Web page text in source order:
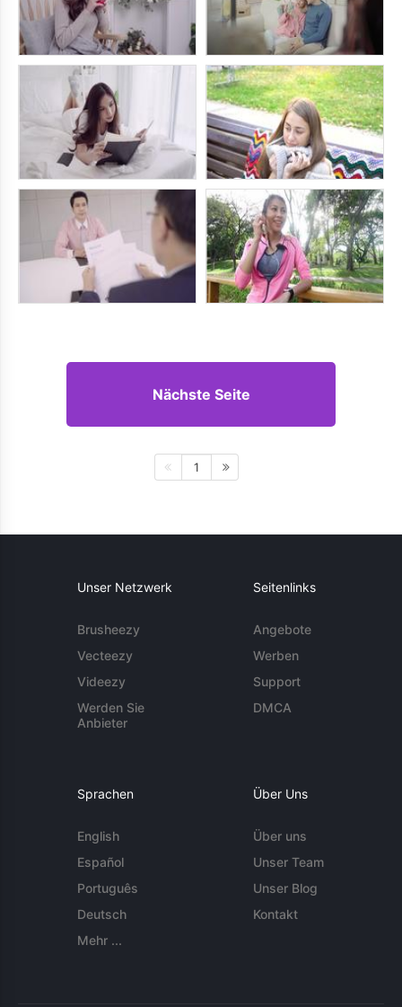
Nächste Seite
1
Unser Netzwerk
Brusheezy
Vecteezy
Videezy
Werden Sie
Anbieter
Seitenlinks
Angebote
Werben
Support
DMCA
Sprachen
English
Español
Português
Deutsch
Mehr ...
Über Uns
Über uns
Unser Team
Unser Blog
Kontakt